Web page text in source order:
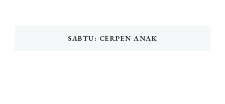
SABTU: CERPEN ANAK